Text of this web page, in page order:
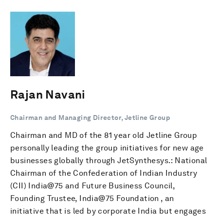
Rajan Navani
Chairman and Managing Director, Jetline Group
Chairman and MD of the 81 year old Jetline Group
personally leading the group initiatives for new age
businesses globally through JetSynthesys.: National
Chairman of the Confederation of Indian Industry
(CII) India@75 and Future Business Council,
Founding Trustee, India@75 Foundation , an
initiative that is led by corporate India but engages